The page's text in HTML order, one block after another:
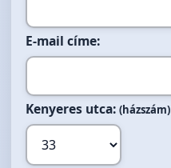
E-mail címe:
Kenyeres utca:(házszám)